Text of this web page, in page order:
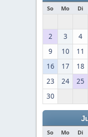
So Mo Di
2
3 4
9
10 11
16
17 18
23
24 25
30
So Mo Di